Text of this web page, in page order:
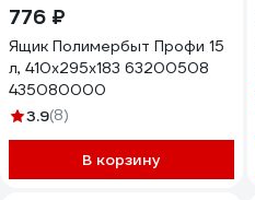
776 ₽
Ящик Полимербыт Профи 15
л, 410х295х183 63200508
435080000
3.9(8)
В корзину